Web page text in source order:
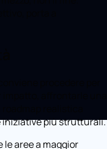
più strutturali.
le aree a maggior